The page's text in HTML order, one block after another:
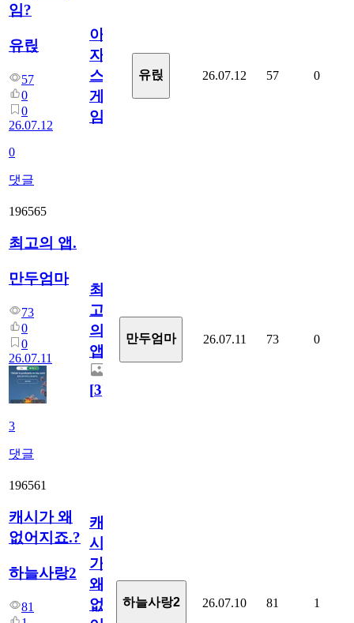
임?
유릱
57
0
0
26.07.12
0
댓글
아
자
스
게
임?
유릱 26.07.12 57 0
196565
최고의 앱.
만두엄마
73
0
0
26.07.11
3
댓글
최
고
의
앱.
[3]
만두엄마 26.07.11 73 0
196561
캐시가 왜
없어지죠.?
하늘사랑2
81
캐
시
가
왜
없
하늘사랑2 26.07.10 81 1